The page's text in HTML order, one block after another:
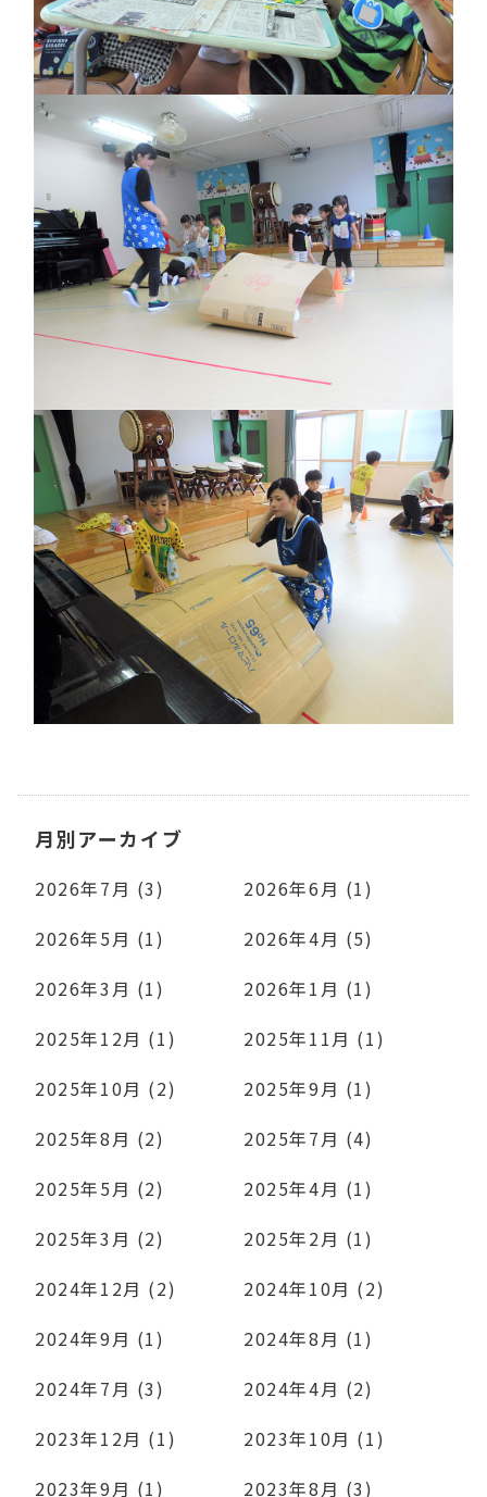
月別アーカイブ
2026年7月 (3)
2026年6月 (1)
2026年5月 (1)
2026年4月 (5)
2026年3月 (1)
2026年1月 (1)
2025年12月 (1)
2025年11月 (1)
2025年10月 (2)
2025年9月 (1)
2025年8月 (2)
2025年7月 (4)
2025年5月 (2)
2025年4月 (1)
2025年3月 (2)
2025年2月 (1)
2024年12月 (2)
2024年10月 (2)
2024年9月 (1)
2024年8月 (1)
2024年7月 (3)
2024年4月 (2)
2023年12月 (1)
2023年10月 (1)
2023年9月 (1)
2023年8月 (3)